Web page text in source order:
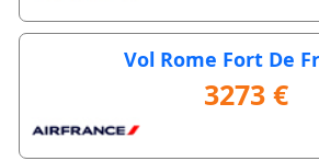
Vol Rome Fort De
3273 €